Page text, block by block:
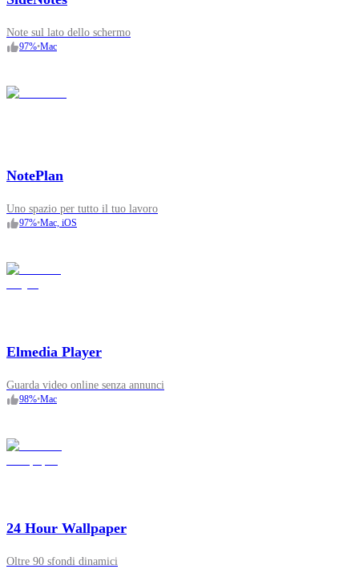
Note sul lato dello schermo
97%•Mac
NotePlan
Uno spazio per tutto il tuo lavoro
97%•Mac, iOS
Elmedia Player
Guarda video online senza annunci
98%•Mac
24 Hour Wallpaper
Oltre 90 sfondi dinamici